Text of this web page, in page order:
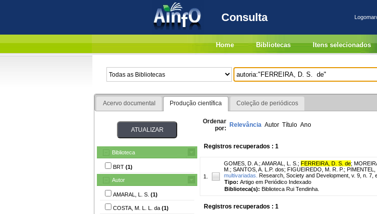
Consulta
Home Bibliotecas Itens selecionados
Acervo documental Produção científica Coleção de periódicos
Biblioteca
BRT (1)
Autor
AMARAL, L. S. (1)
COSTA, M. L. L. da (1)
Ordenar
por: Relevância Autor Título Ano
Registros recuperados : 1
1.
GOMES, D. A. ; AMARAL, L. S. ; FERREIRA, D. S. de;
M. ; SANTOS, A. L.P. dos; FIGUEIREDO, M. R. P. ; PIMENTEL,
multivariadas. Research, Society and Development, v. 9, n. 7,
Tipo: Artigo em Periódico Indexado
Biblioteca(s): Biblioteca Rui Tendinha.
Registros recuperados : 1